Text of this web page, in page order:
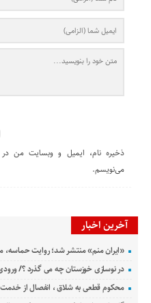
ذخیره نام، ایمیل و وبسایت من در
می‌نویسم.
آخرین اخبار
«ایران منم» منتشر شد؛ روایت
در نوسازی خوزستان چه می گذرد ؟/
محکوم قطعی به شلاق ، انفصال از خدمت